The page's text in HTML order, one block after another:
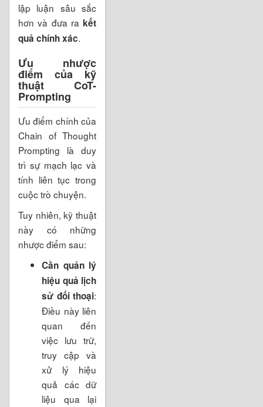
lập luận sâu sắc
hơn và đưa ra kết
quả chính xác.
Ưu nhược
điểm của kỹ
thuật CoT-
Prompting
Ưu điểm chính của
Chain of Thought
Prompting là duy
trì sự mạch lạc và
tính liên tục trong
cuộc trò chuyện.
Tuy nhiên, kỹ thuật
này có những
nhược điểm sau:
Cần quản lý
hiệu quả lịch
sử đối thoại:
Điều này liên
quan đến
việc lưu trữ,
truy cập và
xử lý hiệu
quả các dữ
liệu qua lại